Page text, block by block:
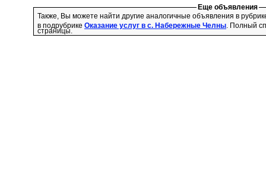
Еще объявления
Также, Вы можете найти другие аналогичные объявления в
в подрубрике Оказание услуг в с. Набережные Челны. Полный
страницы.